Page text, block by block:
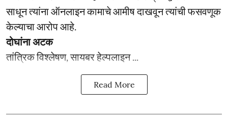
साधून त्यांना ऑनलाइन कामाचे आमीष दाखवून त्यांची फसवणूक
केल्याचा आरोप आहे.
दोघांना अटक
तांत्रिक विश्लेषण, सायबर हेल्पलाइन ...
Read More